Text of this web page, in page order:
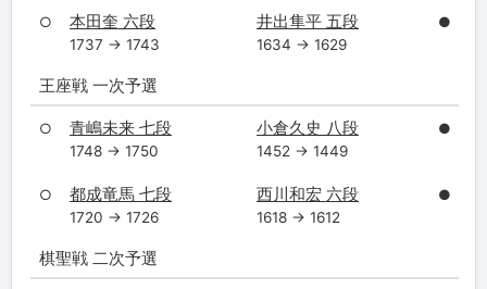
○ 本田奎 六段
1737 → 1743
井出隼平 五段
1634 → 1629
●
王座戦 一次予選
○ 青嶋未来 七段
1748 → 1750
小倉久史 八段
1452 → 1449
●
○ 都成竜馬 七段
1720 → 1726
西川和宏 六段
1618 → 1612
●
棋聖戦 二次予選